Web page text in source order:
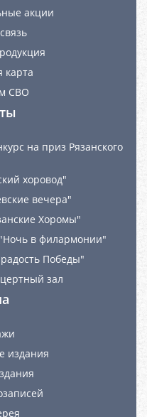
акции
карта
СВО
на приз Рязанского
хоровод"
вечера"
Хоромы"
в филармонии"
Победы"
зал
издания